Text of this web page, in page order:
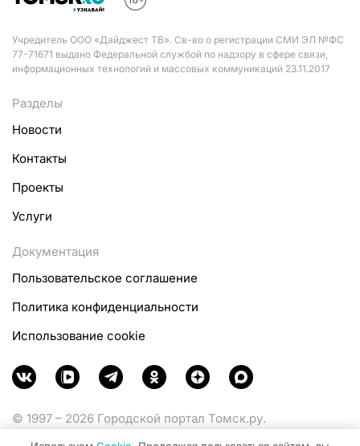
Учредитель ООО «Дайджест ТВ». Св-во о регистрации СМИ ЭЛ №ФС
77-71671 выдано Федеральной службой по надзору в сфере связи,
информационных технологий и массовых коммуникаций 23.11.2017
Разделы
Новости
Контакты
Проекты
Услуги
Документация
Пользовательское соглашение
Политика конфиденциальности
Использование cookie
© 1997 – 2026 Городской портал Томск.ру.